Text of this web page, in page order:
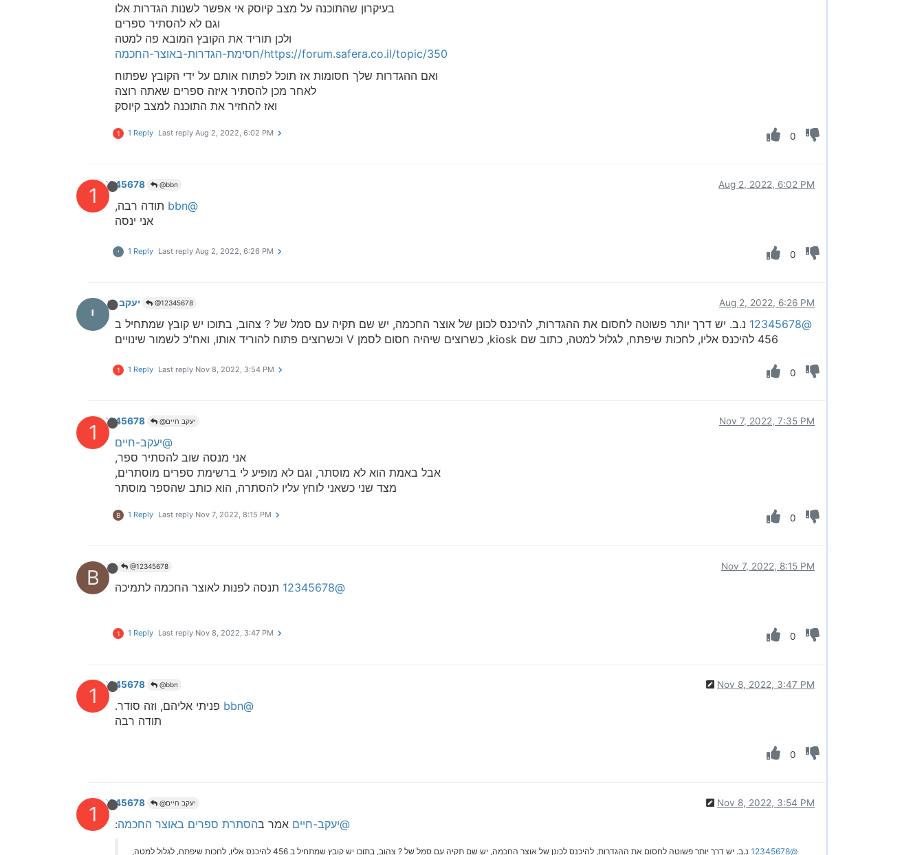
בעיקרון שהתוכנה על מצב קיוסק אי אפשר לשנות הגדרות אלו
וגם לא להסתיר ספרים
ולכן תוריד את הקובץ המובא פה למטה
https://forum.safera.co.il/topic/350/חסימת-הגדרות-באוצר-החכמה
ואם ההגדרות שלך חסומות אז תוכל לפתוח אותם על ידי הקובץ שפתוח
לאחר מכן להסתיר איזה ספרים שאתה רוצה
ואז להחזיר את התוכנה למצב קיוסק
1 1 Reply Last reply Aug 2, 2022, 6:02 PM 0
112345678 @bbn Aug 2, 2022, 6:02 PM
@bbn
תודה רבה,
אני ינסה
י 1 Reply Last reply Aug 2, 2022, 6:26 PM 0
י יעקב חיים @12345678 Aug 2, 2022, 6:26 PM
@12345678
נ.ב. יש דרך יותר פשוטה לחסום את ההגדרות, להיכנס לכונן של אוצר החכמה, יש שם תקיה עם סמל של ? צהוב, בתוכו יש קובץ שמתחיל ב
456 להיכנס אליו, לחכות שיפתח, לגלול למטה, כתוב שם kiosk, כשרוצים שיהיה חסום לסמן V וכשרוצים פתוח להוריד אותו, ואח"כ לשמור שינויים
1 1 Reply Last reply Nov 8, 2022, 3:54 PM 0
112345678 @יעקב חיים Nov 7, 2022, 7:35 PM
@יעקב-חיים
אני מנסה שוב להסתיר ספר,
אבל באמת הוא לא מוסתר, וגם לא מופיע לי ברשימת ספרים מוסתרים,
מצד שני כשאני לוחץ עליו להסתרה, הוא כותב שהספר מוסתר
B 1 Reply Last reply Nov 7, 2022, 8:15 PM 0
Bbbn @12345678 Nov 7, 2022, 8:15 PM
@12345678 תנסה לפנות לאוצר החכמה לתמיכה
1 1 Reply Last reply Nov 8, 2022, 3:47 PM 0
112345678 @bbn Nov 8, 2022, 3:47 PM
@bbn
פניתי אליהם, וזה סודר.
תודה רבה
0
112345678 @יעקב חיים Nov 8, 2022, 3:54 PM
@יעקב-חיים אמר בהסתרת ספרים באוצר החכמה:
@12345678 נ.ב. יש דרך יותר פשוטה לחסום את ההגדרות, להיכנס לכונן של אוצר החכמה, יש שם תקיה עם סמל של ? צהוב, בתוכו יש קובץ שמתחיל ב 456 להיכנס אליו, לחכות שיפתח, לגלול למטה,